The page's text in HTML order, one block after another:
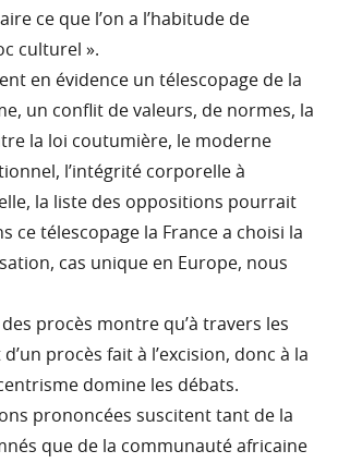
ce que l’on a l’habitude de
culturel ».
en évidence un télescopage de la
un conflit de valeurs, de normes, la
la loi coutumière, le moderne
l’intégrité corporelle à
la liste des oppositions pourrait
ce télescopage la France a choisi la
cas unique en Europe, nous
des procès montre qu’à travers les
procès fait à l’excision, donc à la
domine les débats.
prononcées suscitent tant de la
que de la communauté africaine